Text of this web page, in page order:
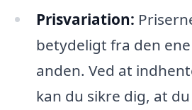
Prisvariation:
betydeligt fra den
anden. Ved at
kan du sikre dig, at